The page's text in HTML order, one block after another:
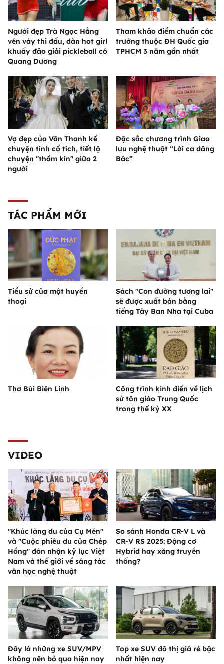
Người đẹp Trà Ngọc Hằng
vén váy thi đấu, dàn hot girl
khuấy đảo giải pickleball có
Quang Dương
Tham khảo điểm chuẩn các
trường thuộc ĐH Quốc gia
TPHCM 3 năm gần nhất
Vợ đẹp của Văn Thanh kể
chuyện tình cổ tích, tiết lộ
chuyện "thầm kín" giữa 2
người
Đặc sắc chương trình Giao
lưu nghệ thuật “Lời ca dâng
Bác”
TÁC PHẨM MỚI
Tiểu sử của một huyền
thoại
Sách "Con đường tương lai"
sẽ được xuất bản bằng
tiếng Tây Ban Nha tại Cuba
Thơ Bùi Biên Linh
Công trình kinh điển về lịch
sử tôn giáo Trung Quốc
trong thế kỷ XX
VIDEO
"Khúc lãng du của Cụ Mén"
và "Cuộc phiêu du của Chép
Hồng" đón nhận kỷ lục Việt
Nam và thế giới về sáng tác
văn học nghệ thuật
So sánh Honda CR-V L và
CR-V RS 2025: Động cơ
Hybrid hay xăng truyền
thống?
Đây là những xe SUV/MPV
không nên bỏ qua hiện nay
Top xe SUV đô thị giá rẻ bậc
nhất hiện nay